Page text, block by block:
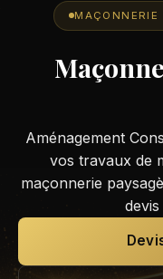
MAÇONNERIE
Aménagement
vos travaux de
maçonnerie